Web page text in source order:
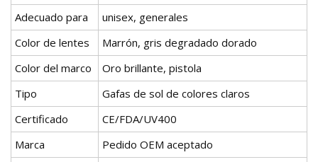
Adecuado para
unisex, generales
Color de lentes
Marrón, gris degradado dorado
Color del marco
Oro brillante, pistola
Tipo
Gafas de sol de colores claros
Certificado
CE/FDA/UV400
Marca
Pedido OEM aceptado